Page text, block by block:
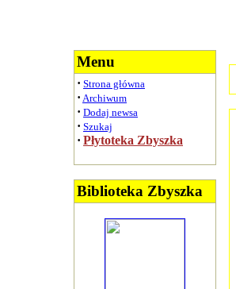
Menu
· Strona główna
· Archiwum
· Dodaj newsa
· Szukaj
· Płytoteka Zbyszka
Biblioteka Zbyszka